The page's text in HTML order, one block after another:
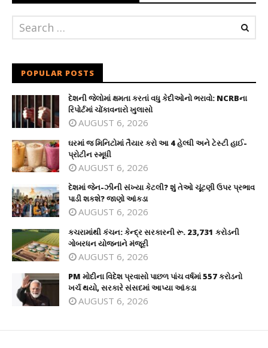
POPULAR POSTS
દેશની જેલોમાં ક્ષમતા કરતાં વધુ કેદીઓનો ભરાવો: NCRBના
રિપોર્ટમાં ચોંકાવનારો ખુલાસો
AUGUST 6, 2026
ઘરમાં જ મિનિટોમાં તૈયાર કરો આ 4 હેલ્ધી અને ટેસ્ટી હાઈ-
પ્રોટીન સ્મૂધી
AUGUST 6, 2026
દેશમાં જેન-ઝીની સંખ્યા કેટલી? શું તેઓ ચૂંટણી ઉપર પ્રભાવ
પાડી શકશે? જાણો આંકડા
AUGUST 6, 2026
કચરામાંથી કંચન: કેન્દ્ર સરકારની રૂ. 23,731 કરોડની
ગોબરધન યોજનાને મંજૂરી
AUGUST 6, 2026
PM મોદીના વિદેશ પ્રવાસો પાછળ પાંચ વર્ષમાં 557 કરોડનો
ખર્ચ થયો, સરકારે સંસદમાં આપ્યા આંકડા
AUGUST 6, 2026